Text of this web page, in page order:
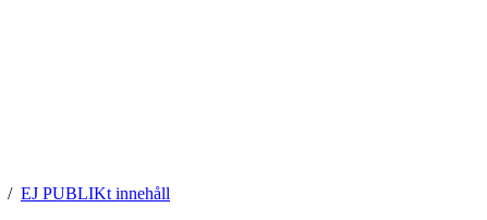
EJ PUBLIKt innehåll